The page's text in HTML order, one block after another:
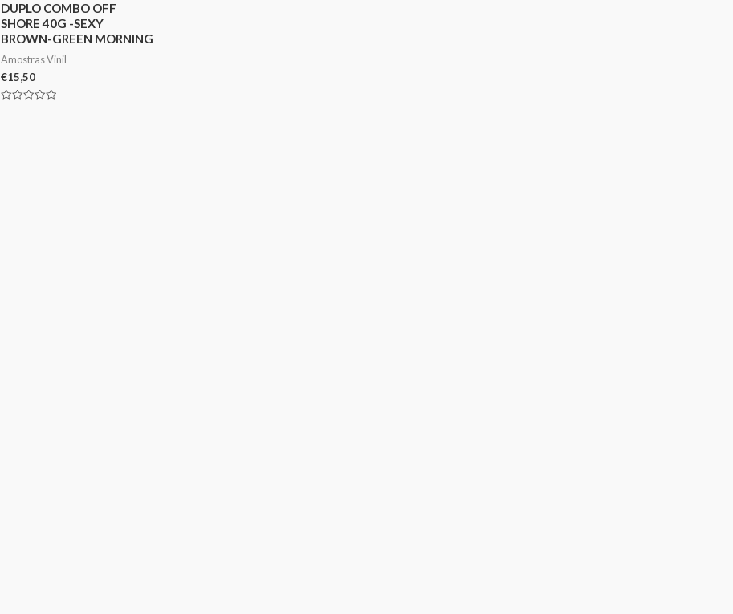
DUPLO COMBO OFF
SHORE 40G -SEXY
BROWN-GREEN MORNING
Amostras Vinil
€15,50